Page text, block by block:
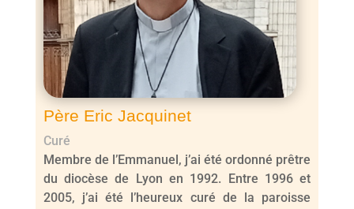
Père Eric Jacquinet
Curé
Membre de l’Emmanuel, j’ai été ordonné prêtre
du diocèse de Lyon en 1992. Entre 1996 et
2005, j’ai été l’heureux curé de la paroisse